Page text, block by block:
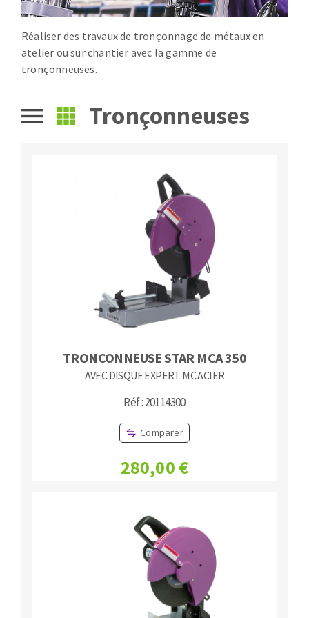
Ponceuses
Tours à métaux
Tables
Fraises scies
Rubans
Fraise HSS
Forets métaux
Réaliser des travaux de tronçonnage de métaux en
atelier ou sur chantier avec la gamme de
tronçonneuses.
Tronçonneuses
TRONCONNEUSE STAR MCA 350
AVEC DISQUE EXPERT MC ACIER
Réf : 20114300
Comparer
280,00 €